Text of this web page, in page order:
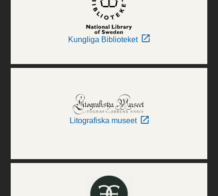
Kungliga Biblioteket
Litografiska museet